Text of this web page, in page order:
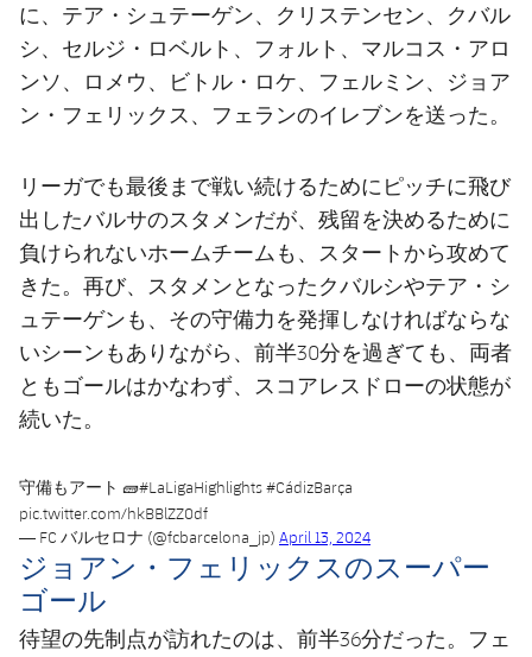
に、テア・シュテーゲン、クリステンセン、クバル
シ、セルジ・ロベルト、フォルト、マルコス・アロ
ンソ、ロメウ、ビトル・ロケ、フェルミン、ジョア
ン・フェリックス、フェランのイレブンを送った。
リーガでも最後まで戦い続けるためにピッチに飛び
出したバルサのスタメンだが、残留を決めるために
負けられないホームチームも、スタートから攻めて
きた。再び、スタメンとなったクバルシやテア・シ
ュテーゲンも、その守備力を発揮しなければならな
いシーンもありながら、前半30分を過ぎても、両者
ともゴールはかなわず、スコアレスドローの状態が
続いた。
守備もアート 🧱#LaLigaHighlights#CádizBarça
pic.twitter.com/hkBBlZZ0df
— FC バルセロナ (@fcbarcelona_jp) April 13, 2024
ジョアン・フェリックスのスーパー
ゴール
待望の先制点が訪れたのは、前半36分だった。フェ